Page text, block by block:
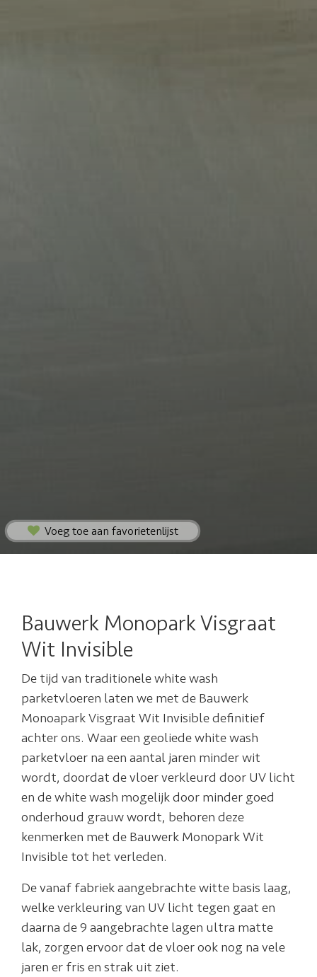
Voeg toe aan favorietenlijst
Bauwerk Monopark Visgraat
Wit Invisible
De tijd van traditionele white wash
parketvloeren laten we met de Bauwerk
Monoapark Visgraat Wit Invisible definitief
achter ons. Waar een geoliede white wash
parketvloer na een aantal jaren minder wit
wordt, doordat de vloer verkleurd door UV licht
en de white wash mogelijk door minder goed
onderhoud grauw wordt, behoren deze
kenmerken met de Bauwerk Monopark Wit
Invisible tot het verleden.
De vanaf fabriek aangebrachte witte basis laag,
welke verkleuring van UV licht tegen gaat en
daarna de 9 aangebrachte lagen ultra matte
lak, zorgen ervoor dat de vloer ook nog na vele
jaren er fris en strak uit ziet.